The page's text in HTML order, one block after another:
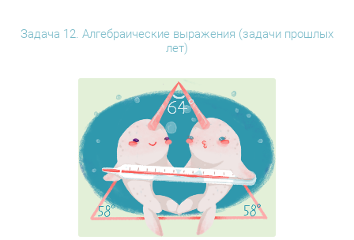
Задача 12. Алгебраические выражения (задачи прошлых
лет)